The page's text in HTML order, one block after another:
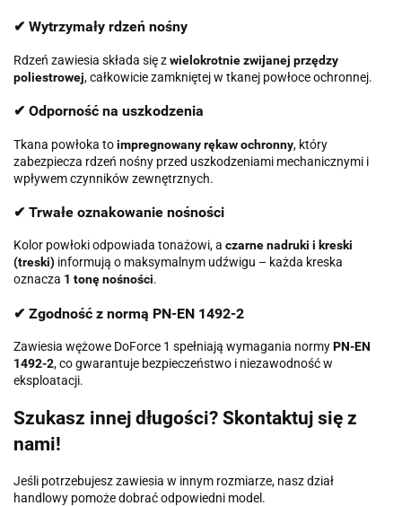
✔ Wytrzymały rdzeń nośny
Rdzeń zawiesia składa się zwielokrotnie zwijanej przędzy
poliestrowej, całkowicie zamkniętej w tkanej powłoce ochronnej.
✔ Odporność na uszkodzenia
Tkana powłoka toimpregnowany rękaw ochronny, który
zabezpiecza rdzeń nośny przed uszkodzeniami mechanicznymi i
wpływem czynników zewnętrznych.
✔ Trwałe oznakowanie nośności
Kolor powłoki odpowiada tonażowi, a czarne nadruki i kreski
(treski) informują o maksymalnym udźwigu – każda kreska
oznacza 1 tonę nośności.
✔ Zgodność z normą PN-EN 1492-2
Zawiesia wężowe DoForce 1 spełniają wymagania normyPN-EN
1492-2, co gwarantuje bezpieczeństwo i niezawodność w
eksploatacji.
Szukasz innej długości? Skontaktuj się z
nami!
Jeśli potrzebujesz zawiesia w innym rozmiarze, nasz dział
handlowy pomoże dobrać odpowiedni model.